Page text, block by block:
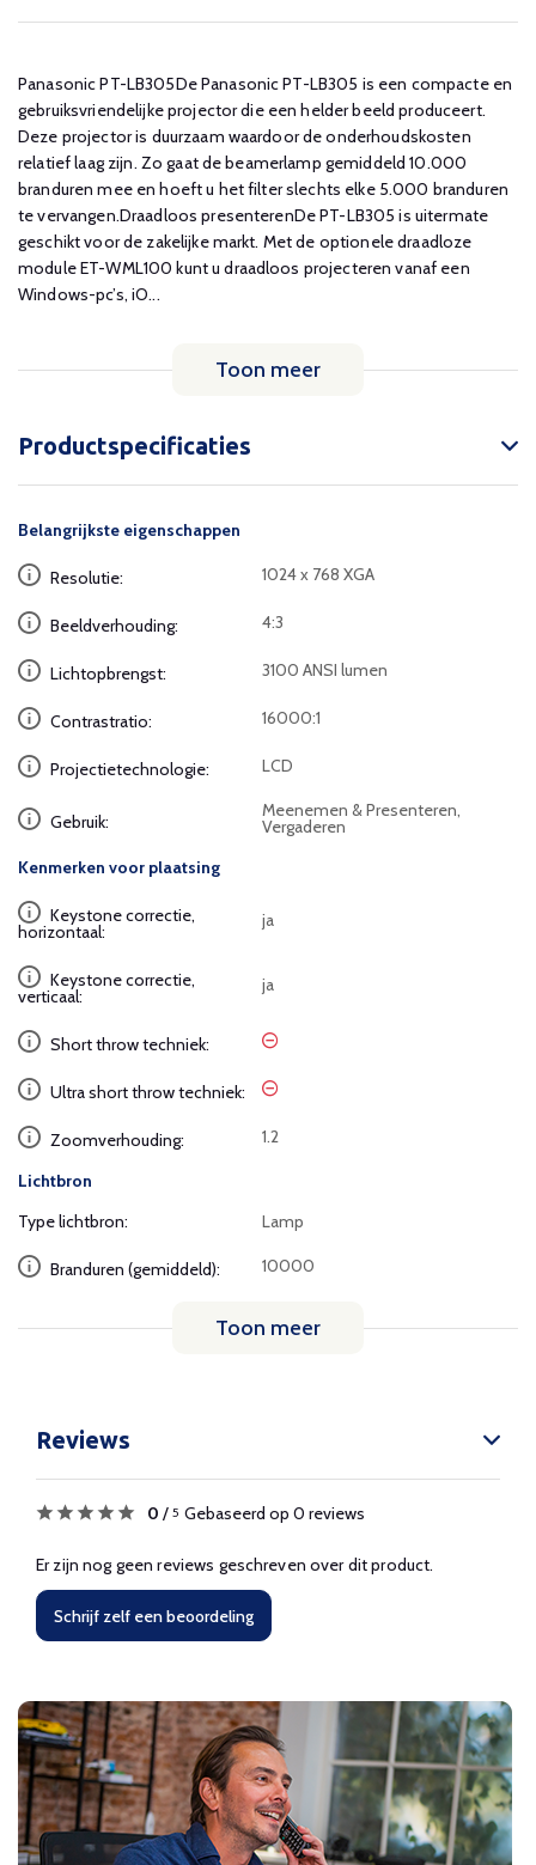
Panasonic PT-LB305De Panasonic PT-LB305 is een compacte en
gebruiksvriendelijke projector die een helder beeld produceert.
Deze projector is duurzaam waardoor de onderhoudskosten
relatief laag zijn. Zo gaat de beamerlamp gemiddeld 10.000
branduren mee en hoeft u het filter slechts elke 5.000 branduren
te vervangen.Draadloos presenterenDe PT-LB305 is uitermate
geschikt voor de zakelijke markt. Met de optionele draadloze
module ET-WML100 kunt u draadloos projecteren vanaf een
Windows-pc’s, iO...
Toon meer
Productspecificaties
Belangrijkste eigenschappen
Resolutie: 1024 x 768 XGA
Beeldverhouding: 4:3
Lichtopbrengst: 3100 ANSI lumen
Contrastratio: 16000:1
Projectietechnologie: LCD
Gebruik:
Meenemen & Presenteren,
Vergaderen
Kenmerken voor plaatsing
Keystone correctie,
horizontaal:
ja
Keystone correctie,
verticaal:
ja
Short throw techniek:
Ultra short throw techniek:
Zoomverhouding: 1.2
Lichtbron
Type lichtbron:
Lamp
Branduren (gemiddeld): 10000
Toon meer
Reviews
0 / 5 Gebaseerd op 0 reviews
Er zijn nog geen reviews geschreven over dit product.
Schrijf zelf een beoordeling